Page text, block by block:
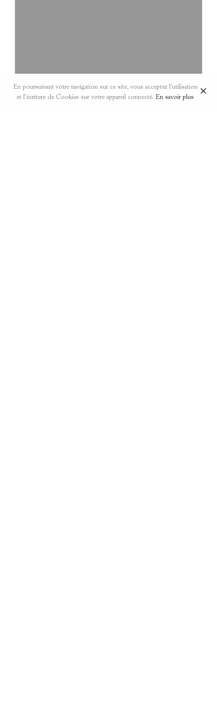
En poursuivant votre navigation sur ce site, vous acceptez l’utilisation
et l’écriture de Cookies sur votre appareil connecté. En savoir plus